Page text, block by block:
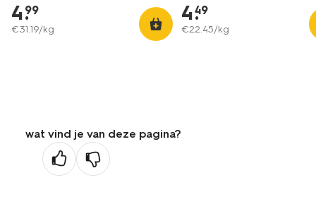
4.
99
€31.19/kg
4.
49
€22.45/kg
wat vind je van deze pagina?